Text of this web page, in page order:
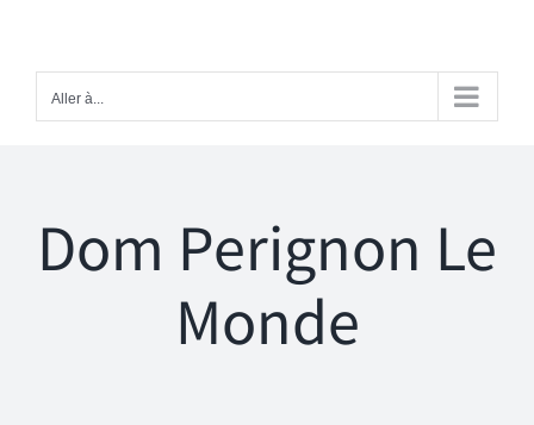
Aller à...
Dom Perignon Le
Monde